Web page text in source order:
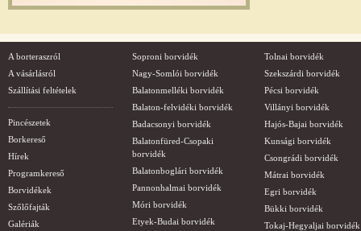
A borteraszról
A vásárlásról
Szállítási feltételek
Pincészetek
Borkereső
Hírek
Programkereső
Borvidékek
Szőlőfajták
Galériák
Soproni borvidék
Nagy-Somlói borvidék
Balatonmelléki borvidék
Balaton-felvidéki borvidék
Badacsonyi borvidék
Balatonfüred-Csopaki
borvidék
Balatonboglári borvidék
Pannonhalmai borvidék
Móri borvidék
Etyek-Budai borvidék
Tolnai borvidék
Szekszárdi borvidék
Pécsi borvidék
Villányi borvidék
Hajós-Bajai borvidék
Kunsági borvidék
Csongrádi borvidék
Mátrai borvidék
Egri borvidék
Bükki borvidék
Tokaj-Hegyaljai borvidék